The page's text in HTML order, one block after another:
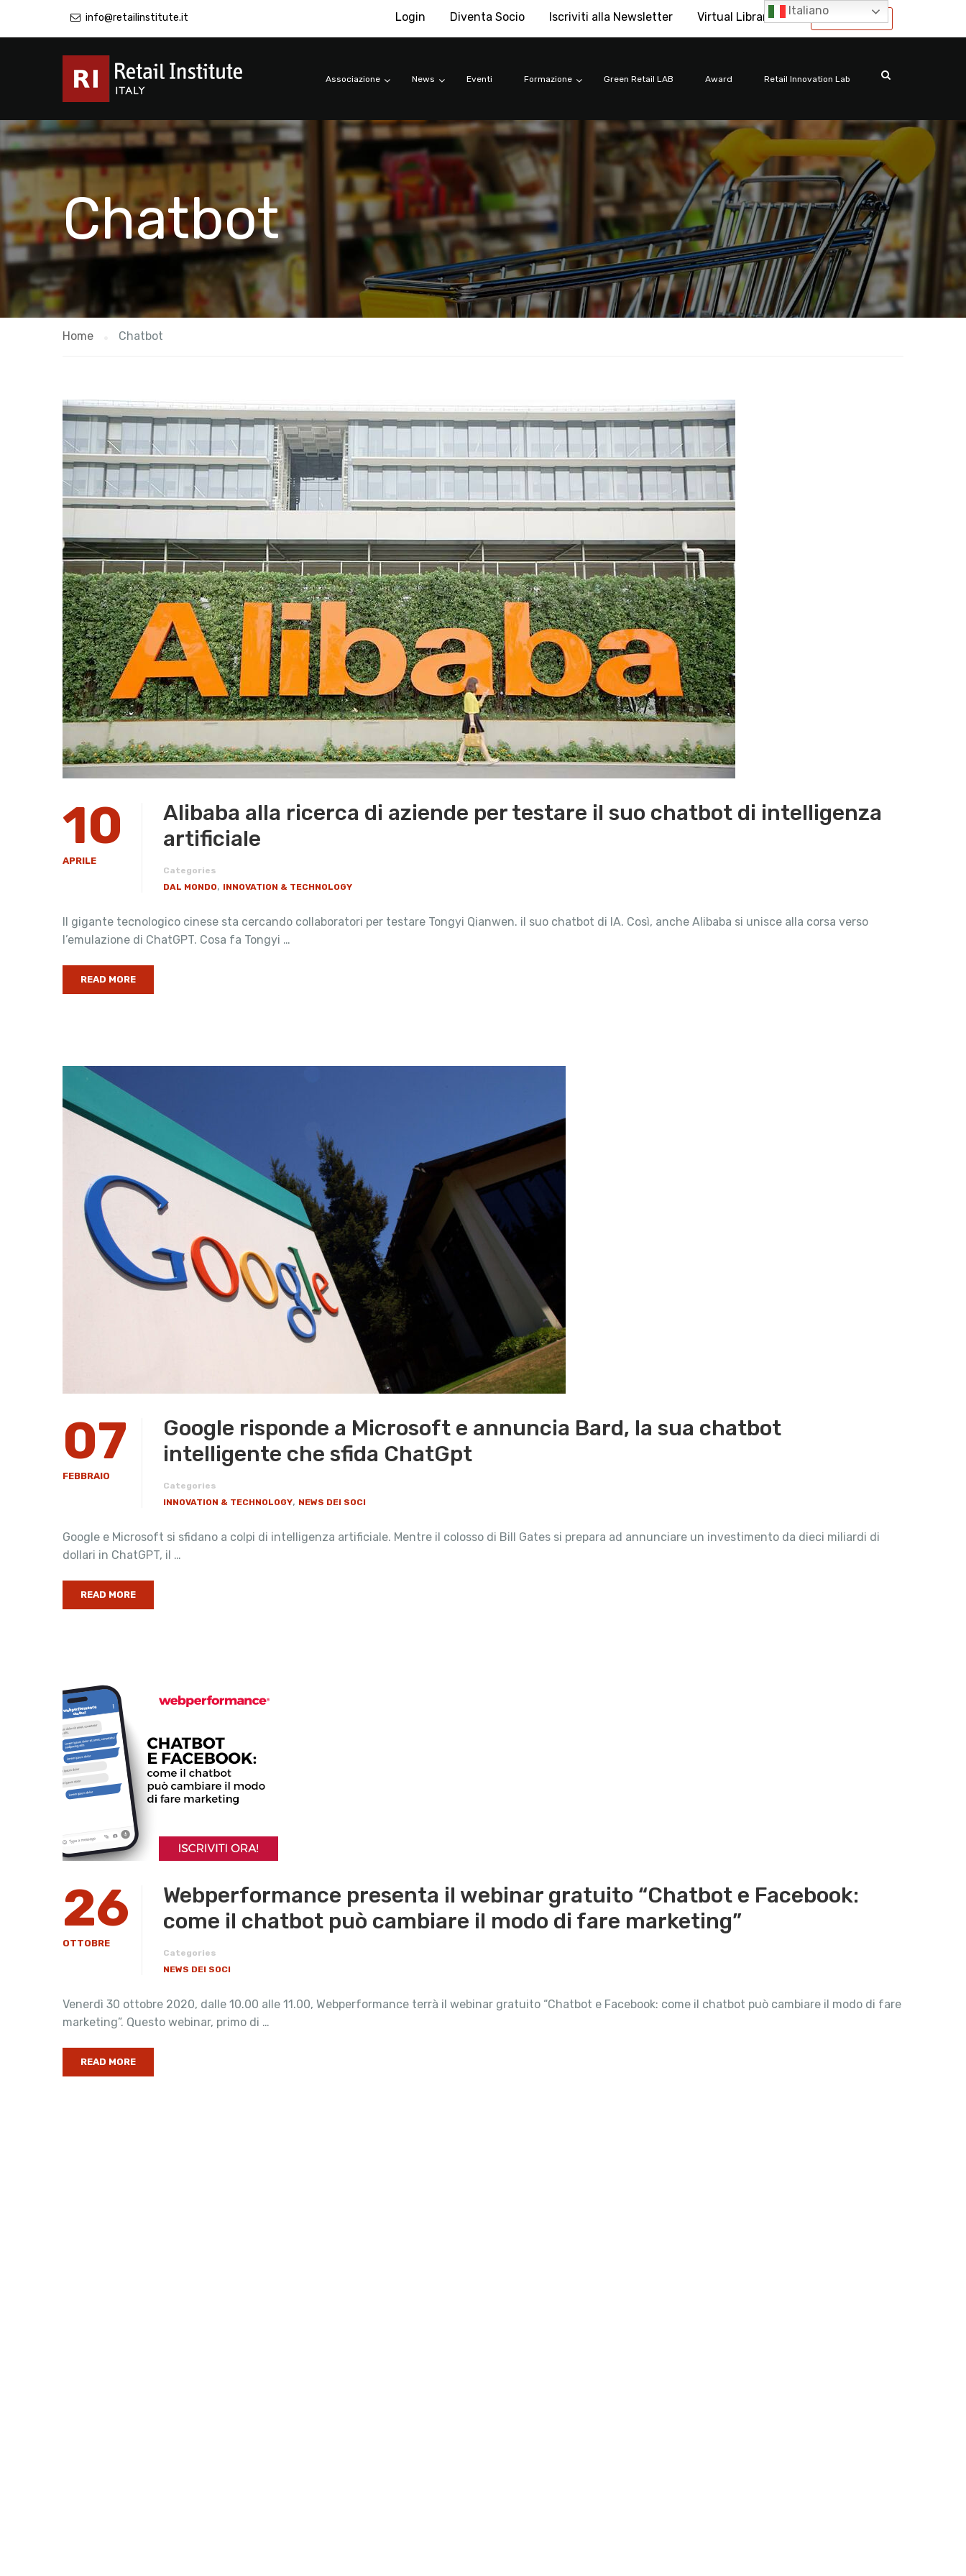
info@retailinstitute.it International
Login Diventa Socio Iscriviti alla Newsletter Virtual Library
Associazione News Eventi Formazione Green Retail LAB Award Retail Innovation Lab
Chatbot
Home Chatbot
10
APRILE
Alibaba alla ricerca di aziende per testare il suo chatbot di intelligenza
artificiale
Categories
DAL MONDO, INNOVATION & TECHNOLOGY
Il gigante tecnologico cinese sta cercando collaboratori per testare Tongyi Qianwen. il suo chatbot di IA. Così, anche Alibaba si unisce alla corsa verso
l’emulazione di ChatGPT. Cosa fa Tongyi …
READ MORE
07
FEBBRAIO
Google risponde a Microsoft e annuncia Bard, la sua chatbot
intelligente che sfida ChatGpt
Categories
INNOVATION & TECHNOLOGY, NEWS DEI SOCI
Google e Microsoft si sfidano a colpi di intelligenza artificiale. Mentre il colosso di Bill Gates si prepara ad annunciare un investimento da dieci miliardi di
dollari in ChatGPT, il …
READ MORE
26
OTTOBRE
Webperformance presenta il webinar gratuito “Chatbot e Facebook:
come il chatbot può cambiare il modo di fare marketing”
Categories
NEWS DEI SOCI
Venerdì 30 ottobre 2020, dalle 10.00 alle 11.00, Webperformance terrà il webinar gratuito “Chatbot e Facebook: come il chatbot può cambiare il modo di fare
marketing”. Questo webinar, primo di …
READ MORE
Italiano